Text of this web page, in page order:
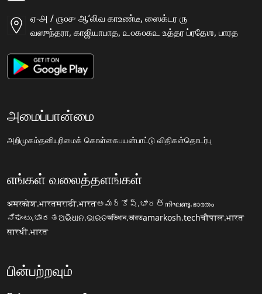
ஏ-௮ / ௫௦௪ ஆʼலிவ காஉண்டீ, ஸைக்டர ௫
வஸுந்தரா, காஜியாபாத, ௨௦௧௦௧௨ உத்தர ப்ரதேஶ, பாரத
அமைப்பான்மை
அறிமுகம்தனியுரிமைக் கொள்கைபயன்பாட்டு விதிகள்தொடர்பு
எங்கள் வலைத்தளங்கள்
अमरकोश.भारतमराठी.भारतఅమర్కోష్.భారత్നിഘണ്ടു.ഭാരതം
ನಿಘಂಟು.ಭಾರತଅଭିଧାନ.ଭାରତঅভিধান.ভারতamarkosh.techचौपाल.भारत
सारथी.भारत
பின்பற்றவும்